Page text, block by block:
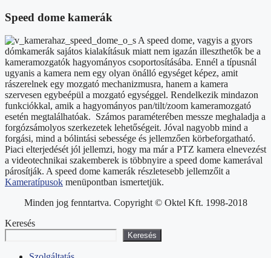
Speed dome kamerák
A speed dome, vagyis a gyors
dómkamerák sajátos kialakításuk miatt nem igazán illeszthetők be a
kameramozgatók hagyományos csoportosításába. Ennél a típusnál
ugyanis a kamera nem egy olyan önálló egységet képez, amit
rászerelnek egy mozgató mechanizmusra, hanem a kamera
szervesen egybeépül a mozgató egységgel. Rendelkezik mindazon
funkciókkal, amik a hagyományos pan/tilt/zoom kameramozgató
esetén megtalálhatóak. Számos paraméterében messze meghaladja a
forgózsámolyos szerkezetek lehetőségeit. Jóval nagyobb mind a
forgási, mind a bólintási sebessége és jellemzően körbeforgatható.
Piaci elterjedését jól jellemzi, hogy ma már a PTZ kamera elnevezést
a videotechnikai szakemberek is többnyire a speed dome kamerával
párosítják. A speed dome kamerák részletesebb jellemzőit a
Kameratípusok menüpontban ismertetjük.
Minden jog fenntartva. Copyright © Oktel Kft. 1998-2018
Keresés
Keresés